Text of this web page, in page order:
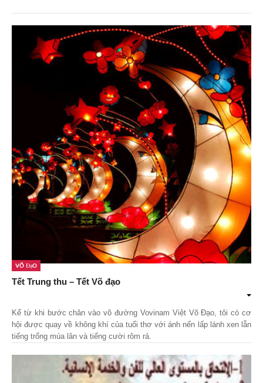
Võ Đạo
Tết Trung thu – Tết Võ đạo
Kể từ khi bước chân vào võ đường Vovinam Việt Võ Đạo, tôi có cơ
hội được quay về không khí của tuổi thơ với ánh nến lấp lánh xen lẫn
tiếng trống múa lân và tiếng cười rôm rả.